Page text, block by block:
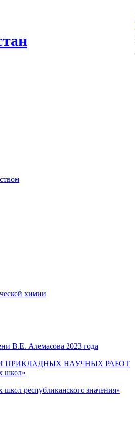
химии
В.Е. Алемасова 2023 года
ПРИКЛАДНЫХ НАУЧНЫХ РАБОТ
школ»
республиканского значения»